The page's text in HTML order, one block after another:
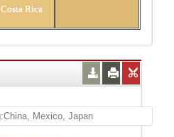
Costa Rica